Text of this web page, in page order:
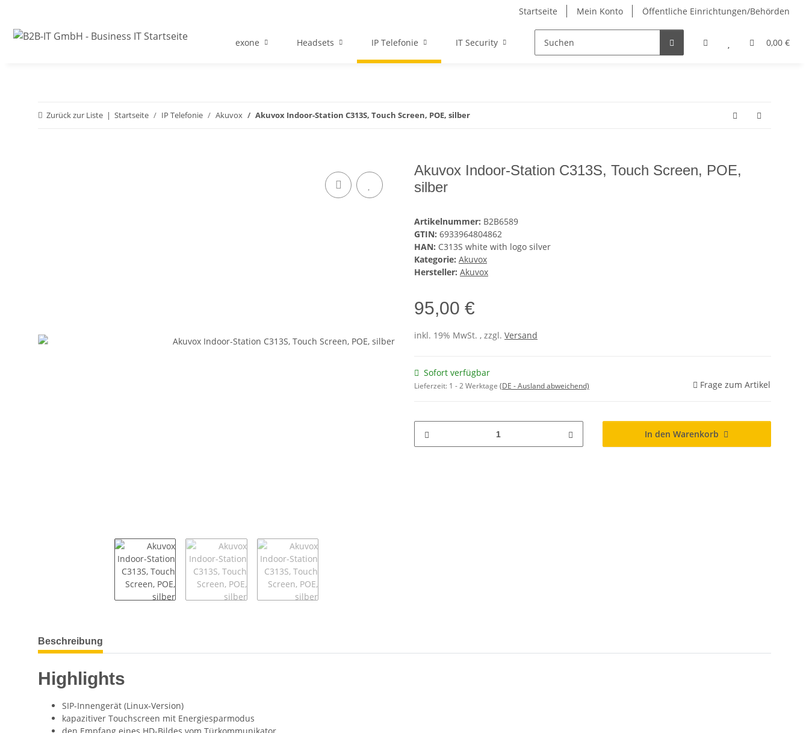
Startseite Mein Konto Öffentliche Einrichtungen/Behörden
0,00 €
exone Headsets IP Telefonie IT Security Netzwerk Komponenten Retoure Artikel Video
Zurück zur Liste Startseite IP Telefonie Akuvox Akuvox Indoor-Station C313S, Touch Screen, POE, silber
Akuvox Indoor-Station C313S, Touch Screen, POE,
silber
Artikelnummer: B2B6589
GTIN: 6933964804862
HAN: C313S white with logo silver
Kategorie: Akuvox
Hersteller: Akuvox
95,00 €
inkl. 19% MwSt. , zzgl. Versand
Sofort verfügbar
Lieferzeit: 1 - 2 Werktage (DE - Ausland abweichend) Frage zum Artikel
In den Warenkorb
weitere Registerkarten anzeigen
Beschreibung
Highlights
SIP-Innengerät (Linux-Version)
kapazitiver Touchscreen mit Energiesparmodus